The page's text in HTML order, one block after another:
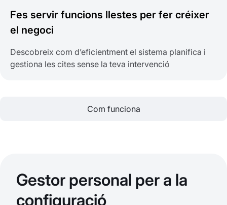
Fes servir funcions llestes per fer créixer
el negoci
Descobreix com d’eficientment el sistema planifica i
gestiona les cites sense la teva intervenció
Com funciona
Gestor personal per a la
configuració